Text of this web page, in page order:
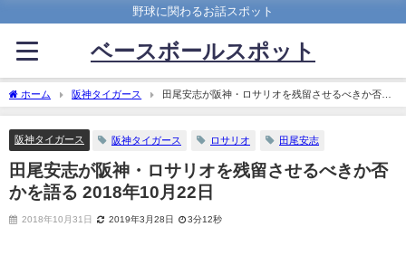
野球に関わるお話スポット
ベースボールスポット
ホーム 阪神タイガース
田尾安志が阪神・ロサリオを残留させるべきか否か
を語る 2018年10月22日
阪神タイガース 阪神タイガース ロサリオ 田尾安志
田尾安志が阪神・ロサリオを残留させるべきか否
かを語る 2018年10月22日
2018年10月31日 2019年3月28日 3分12秒